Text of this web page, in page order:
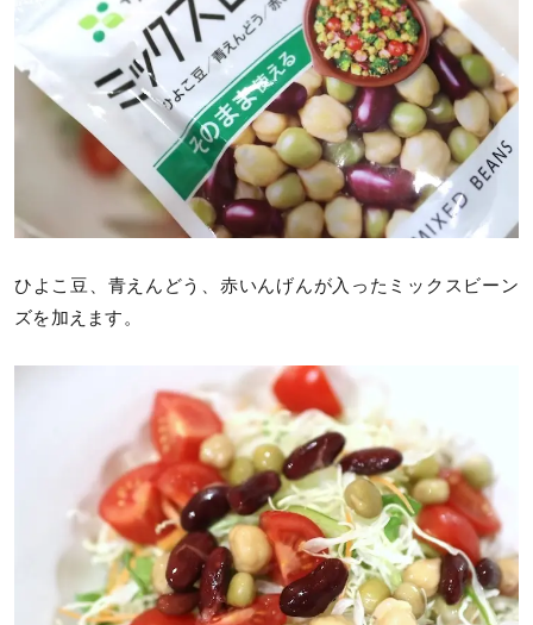
ひよこ豆、青えんどう、赤いんげんが入ったミックスビーン
ズを加えます。